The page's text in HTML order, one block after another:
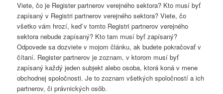
Viete, čo je Register partnerov verejného sektora? Kto musí byť
zapísaný v Registri partnerov verejného sektora? Viete, čo
všetko vám hrozí, keď v tomto Registri partnerov verejného
sektora nebude zapísaný? Kto tam musí byť zapísaný?
Odpovede sa dozviete v mojom článku, ak budete pokračovať v
čítaní. Register partnerov je zoznam, v ktorom musí byť
zapísaný každý jeden subjekt alebo osoba, ktorá koná v mene
obchodnej spoločnosti. Je to zoznam všetkých spoločností a ich
partnerov, či právnických osôb.